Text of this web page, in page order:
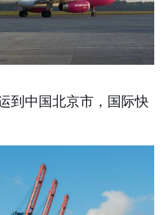
到中国北京市，国际快